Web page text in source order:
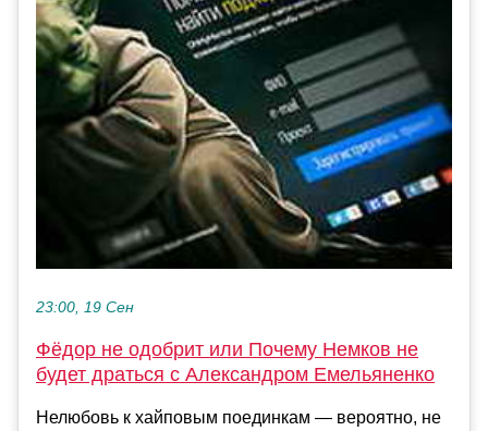
23:00, 19 Сен
Фёдор не одобрит или Почему Немков не
будет драться с Александром Емельяненко
Нелюбовь к хайповым поединкам — вероятно, не